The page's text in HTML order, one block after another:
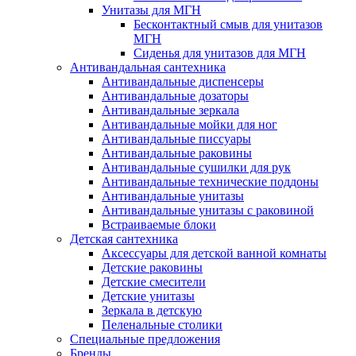
Унитазы для МГН
Бесконтактный смыв для унитазов
МГН
Сиденья для унитазов для МГН
Антивандальная сантехника
Антивандальные диспенсеры
Антивандальные дозаторы
Антивандальные зеркала
Антивандальные мойки для ног
Антивандальные писсуары
Антивандальные раковины
Антивандальные сушилки для рук
Антивандальные технические поддоны
Антивандальные унитазы
Антивандальные унитазы с раковиной
Встраиваемые блоки
Детская сантехника
Аксессуары для детской ванной комнаты
Детские раковины
Детские смесители
Детские унитазы
Зеркала в детскую
Пеленальные столики
Специальные предложения
Бренды